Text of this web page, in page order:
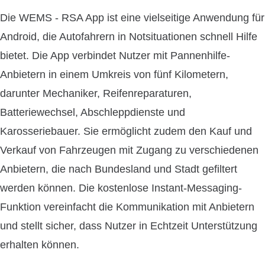
Die WEMS - RSA App ist eine vielseitige Anwendung für
Android, die Autofahrern in Notsituationen schnell Hilfe
bietet. Die App verbindet Nutzer mit Pannenhilfe-
Anbietern in einem Umkreis von fünf Kilometern,
darunter Mechaniker, Reifenreparaturen,
Batteriewechsel, Abschleppdienste und
Karosseriebauer. Sie ermöglicht zudem den Kauf und
Verkauf von Fahrzeugen mit Zugang zu verschiedenen
Anbietern, die nach Bundesland und Stadt gefiltert
werden können. Die kostenlose Instant-Messaging-
Funktion vereinfacht die Kommunikation mit Anbietern
und stellt sicher, dass Nutzer in Echtzeit Unterstützung
erhalten können.